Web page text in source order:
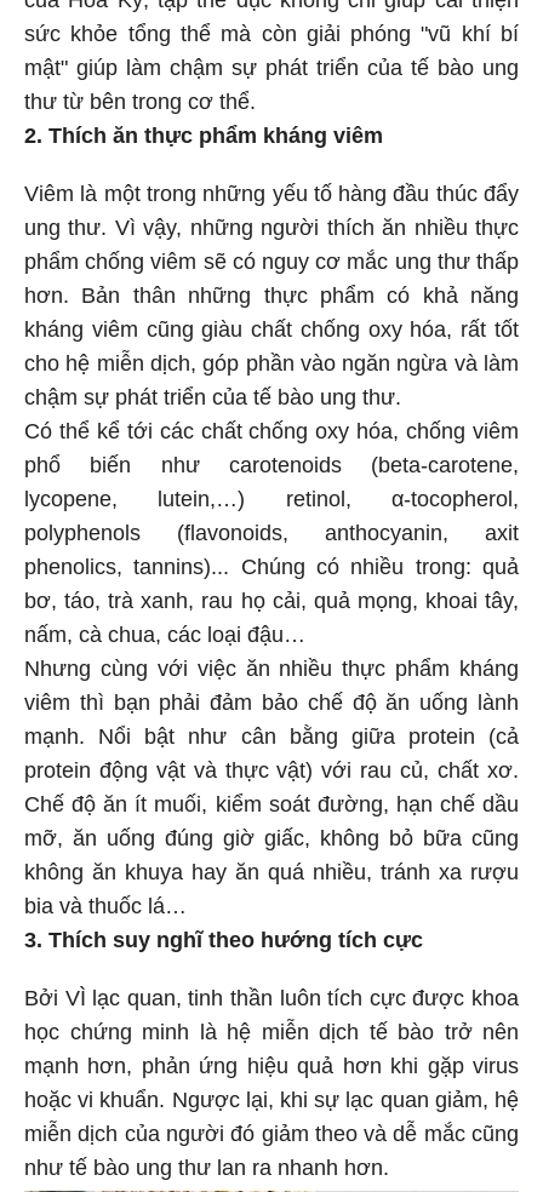
sức khỏe tổng thể mà còn giải phóng "vũ khí bí
mật" giúp làm chậm sự phát triển của tế bào ung
thư từ bên trong cơ thể.
2. Thích ăn thực phẩm kháng viêm
Viêm là một trong những yếu tố hàng đầu thúc đẩy
ung thư. Vì vậy, những người thích ăn nhiều thực
phẩm chống viêm sẽ có nguy cơ mắc ung thư thấp
hơn. Bản thân những thực phẩm có khả năng
kháng viêm cũng giàu chất chống oxy hóa, rất tốt
cho hệ miễn dịch, góp phần vào ngăn ngừa và làm
chậm sự phát triển của tế bào ung thư.
Có thể kể tới các chất chống oxy hóa, chống viêm
phổ biến như carotenoids (beta-carotene,
lycopene, lutein,…) retinol, α-tocopherol,
polyphenols (flavonoids, anthocyanin, axit
phenolics, tannins)... Chúng có nhiều trong: quả
bơ, táo, trà xanh, rau họ cải, quả mọng, khoai tây,
nấm, cà chua, các loại đậu…
Nhưng cùng với việc ăn nhiều thực phẩm kháng
viêm thì bạn phải đảm bảo chế độ ăn uống lành
mạnh. Nổi bật như cân bằng giữa protein (cả
protein động vật và thực vật) với rau củ, chất xơ.
Chế độ ăn ít muối, kiểm soát đường, hạn chế dầu
mỡ, ăn uống đúng giờ giấc, không bỏ bữa cũng
không ăn khuya hay ăn quá nhiều, tránh xa rượu
bia và thuốc lá…
3. Thích suy nghĩ theo hướng tích cực
Bởi VÌ lạc quan, tinh thần luôn tích cực được khoa
học chứng minh là hệ miễn dịch tế bào trở nên
mạnh hơn, phản ứng hiệu quả hơn khi gặp virus
hoặc vi khuẩn. Ngược lại, khi sự lạc quan giảm, hệ
miễn dịch của người đó giảm theo và dễ mắc cũng
như tế bào ung thư lan ra nhanh hơn.